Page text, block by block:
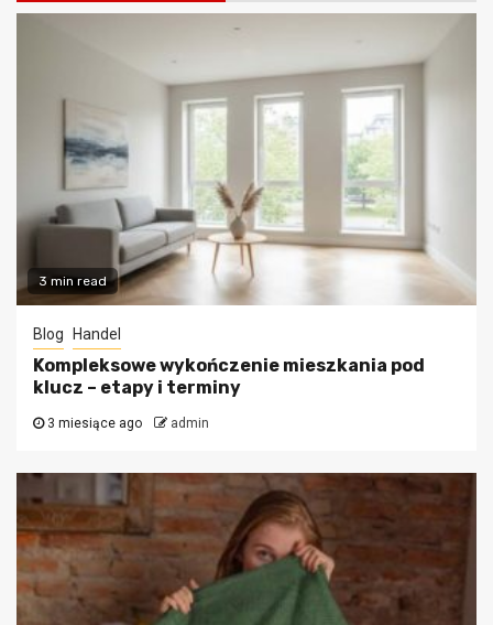
3 min read
Blog Handel
Kompleksowe wykończenie mieszkania pod
klucz – etapy i terminy
3 miesiące ago admin